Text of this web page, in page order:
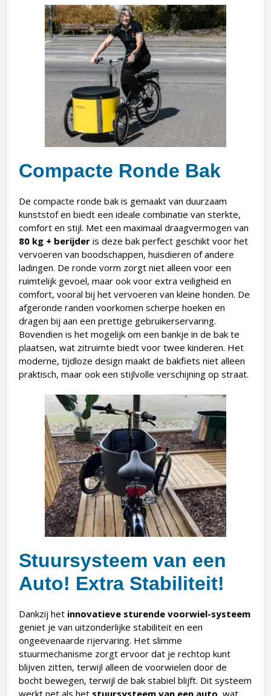
Compacte Ronde Bak
De compacte ronde bak is gemaakt van duurzaam
kunststof en biedt een ideale combinatie van sterkte,
comfort en stijl. Met een maximaal draagvermogen van
80 kg + berijder is deze bak perfect geschikt voor het
vervoeren van boodschappen, huisdieren of andere
ladingen. De ronde vorm zorgt niet alleen voor een
ruimtelijk gevoel, maar ook voor extra veiligheid en
comfort, vooral bij het vervoeren van kleine honden. De
afgeronde randen voorkomen scherpe hoeken en
dragen bij aan een prettige gebruikerservaring.
Bovendien is het mogelijk om een bankje in de bak te
plaatsen, wat zitruimte biedt voor twee kinderen. Het
moderne, tijdloze design maakt de bakfiets niet alleen
praktisch, maar ook een stijlvolle verschijning op straat.
Stuursysteem van een
Auto! Extra Stabiliteit!
Dankzij het innovatieve sturende voorwiel-systeem
geniet je van uitzonderlijke stabiliteit en een
ongeëvenaarde rijervaring. Het slimme
stuurmechanisme zorgt ervoor dat je rechtop kunt
blijven zitten, terwijl alleen de voorwielen door de
bocht bewegen, terwijl de bak stabiel blijft. Dit systeem
werkt net als het stuursysteem van een auto , wat